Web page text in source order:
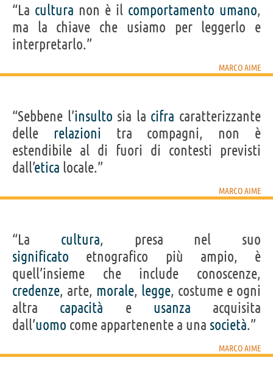
“La cultura non è il comportamento umano,
ma la chiave che usiamo per leggerlo e
interpretarlo.”
MARCO AIME
“Sebbene l’insulto sia la cifra caratterizzante
delle relazioni tra compagni, non è
estendibile al di fuori di contesti previsti
dall’etica locale.”
MARCO AIME
“La cultura, presa nel suo
significato etnografico più ampio, è
quell’insieme che include conoscenze,
credenze, arte, morale, legge, costume e ogni
altra capacità e usanza acquisita
dall’uomo come appartenente a una società.”
MARCO AIME